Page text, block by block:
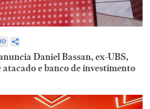
Daniel Bassan, ex-UBS,
atacado e banco de investimento